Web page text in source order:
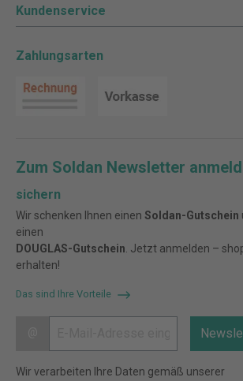
Kundenservice
Zahlungsarten
Zum Soldan Newsletter
sichern
Wir schenken Ihnen einen Soldan-Gutschein
einen
DOUGLAS-Gutschein . Jetzt anmelden –
erhalten!
Das sind Ihre Vorteile
Wir verarbeiten Ihre Daten gemäß unserer